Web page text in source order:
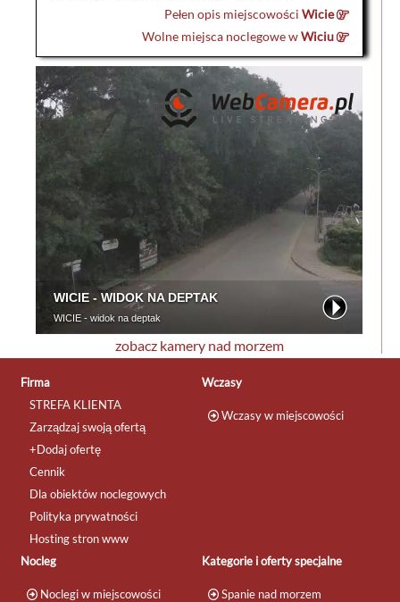
Pełen opis miejscowości Wicie
Wolne miejsca noclegowe wWiciu
zobacz kamery nad morzem
Firma
STREFA KLIENTA
Zarządzaj swoją ofertą
+Dodaj ofertę
Cennik
Dla obiektów noclegowych
Polityka prywatności
Hosting stron www
Wczasy
Wczasy w miejscowości
Nocleg
Noclegi w miejscowości
Kategorie i oferty specjalne
Spanie nad morzem